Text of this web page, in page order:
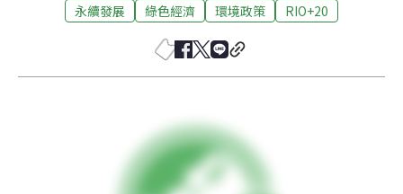
永續發展 綠色經濟 環境政策 RIO+20